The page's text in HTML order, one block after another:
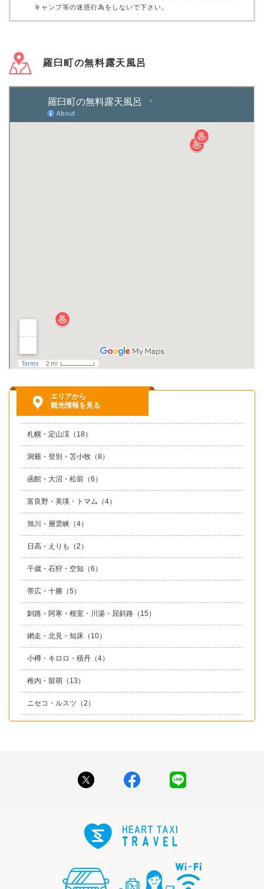
キャンプ等の迷惑行為をしないで下さい。
羅臼町の無料露天風呂
エリアから
観光情報を見る
札幌・定山渓 （18）
洞爺・登別・苫小牧 （8）
函館・大沼・松前 （6）
富良野・美瑛・トマム （4）
旭川・層雲峡 （4）
日高・えりも （2）
千歳・石狩・空知 （6）
帯広・十勝 （5）
釧路・阿寒・根室・川湯・屈斜路 （15）
網走・北見・知床 （10）
小樽・キロロ・積丹 （4）
稚内・留萌 （13）
ニセコ・ルスツ （2）